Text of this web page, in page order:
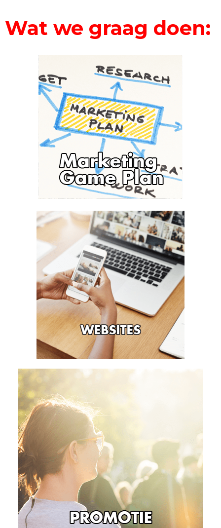
Wat we graag doen: